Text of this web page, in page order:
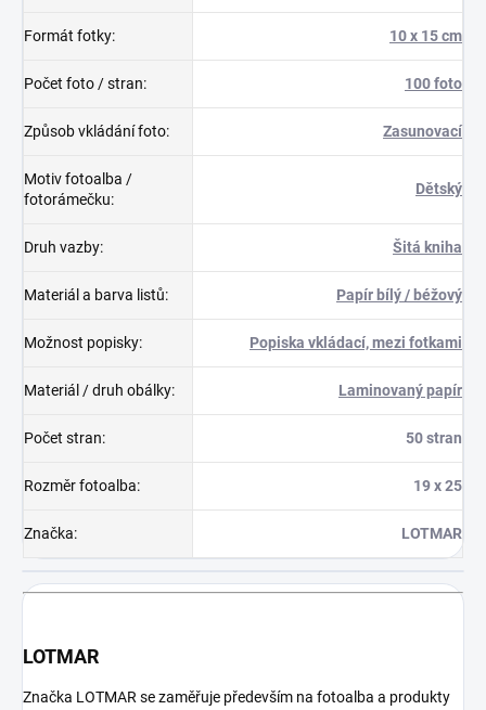
Formát fotky: 10 x 15 cm
Počet foto / stran: 100 foto
Způsob vkládání foto: Zasunovací
Motiv fotoalba /
fotorámečku:
Dětský
Druh vazby: Šitá kniha
Materiál a barva listů: Papír bílý / béžový
Možnost popisky: Popiska vkládací, mezi fotkami
Materiál / druh obálky: Laminovaný papír
Počet stran: 50 stran
Rozměr fotoalba: 19 x 25
Značka: LOTMAR
LOTMAR
Značka LOTMAR se zaměřuje především na fotoalba a produkty